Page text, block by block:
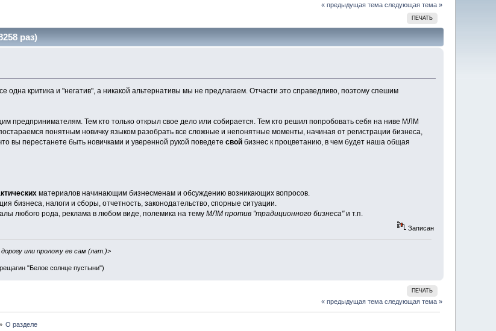
« предыдущая тема следующая тема »
ПЕЧАТЬ
раз)
одна критика и "негатив", а никакой альтернативы мы не предлагаем. Отчасти это справедливо, поэтому спешим
предпринимателям. Тем кто только открыл свое дело или собирается. Тем кто решил попробовать себя на ниве МЛМ
понятным новичку языком разобрать все сложные и непонятные моменты, начиная от регистрации бизнеса,
вы перестанете быть новичками и уверенной рукой поведете свойбизнес к процветанию, в чем будет наша общая
материалов начинающим бизнесменам и обсуждению возникающих вопросов.
бизнеса, налоги и сборы, отчетность, законодательство, спорные ситуации.
любого рода, реклама в любом виде, полемика на тему МЛМ против "традиционного бизнеса"и т.п.
Записан
дорогу или проложу ее сам (лат.)>
"Белое солнце пустыни")
ПЕЧАТЬ
« предыдущая тема следующая тема »
О разделе